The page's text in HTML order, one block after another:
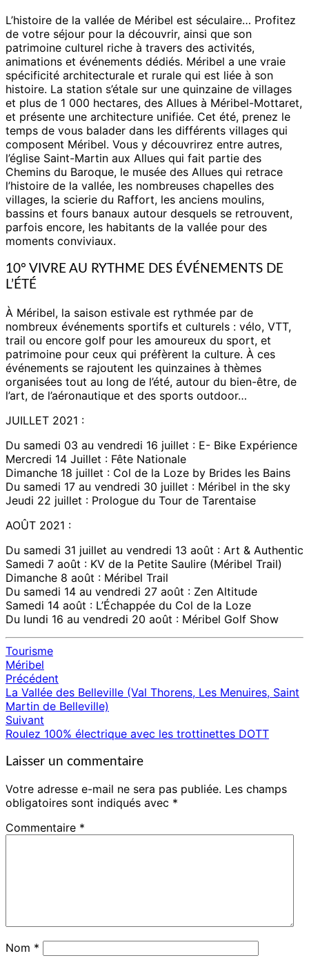
L’histoire de la vallée de Méribel est séculaire… Profitez
de votre séjour pour la découvrir, ainsi que son
patrimoine culturel riche à travers des activités,
animations et événements dédiés. Méribel a une vraie
spécificité architecturale et rurale qui est liée à son
histoire. La station s’étale sur une quinzaine de villages
et plus de 1 000 hectares, des Allues à Méribel-Mottaret,
et présente une architecture unifiée. Cet été, prenez le
temps de vous balader dans les différents villages qui
composent Méribel. Vous y découvrirez entre autres,
l’église Saint-Martin aux Allues qui fait partie des
Chemins du Baroque, le musée des Allues qui retrace
l’histoire de la vallée, les nombreuses chapelles des
villages, la scierie du Raffort, les anciens moulins,
bassins et fours banaux autour desquels se retrouvent,
parfois encore, les habitants de la vallée pour des
moments conviviaux.
10° VIVRE AU RYTHME DES ÉVÉNEMENTS DE
L’ÉTÉ
À Méribel, la saison estivale est rythmée par de
nombreux événements sportifs et culturels : vélo, VTT,
trail ou encore golf pour les amoureux du sport, et
patrimoine pour ceux qui préfèrent la culture. À ces
événements se rajoutent les quinzaines à thèmes
organisées tout au long de l’été, autour du bien-être, de
l’art, de l’aéronautique et des sports outdoor…
JUILLET 2021 :
Du samedi 03 au vendredi 16 juillet : E- Bike Expérience
Mercredi 14 Juillet : Fête Nationale
Dimanche 18 juillet : Col de la Loze by Brides les Bains
Du samedi 17 au vendredi 30 juillet : Méribel in the sky
Jeudi 22 juillet : Prologue du Tour de Tarentaise
AOÛT 2021 :
Du samedi 31 juillet au vendredi 13 août : Art & Authentic
Samedi 7 août : KV de la Petite Saulire (Méribel Trail)
Dimanche 8 août : Méribel Trail
Du samedi 14 au vendredi 27 août : Zen Altitude
Samedi 14 août : L’Échappée du Col de la Loze
Du lundi 16 au vendredi 20 août : Méribel Golf Show
Tourisme
Méribel
Navigation
d'article
Précédent
La Vallée des Belleville (Val Thorens, Les Menuires, Saint
Martin de Belleville)
Suivant
Roulez 100% électrique avec les trottinettes DOTT
Laisser un commentaire
Votre adresse e-mail ne sera pas publiée. Les champs
obligatoires sont indiqués avec *
Commentaire *
Nom *